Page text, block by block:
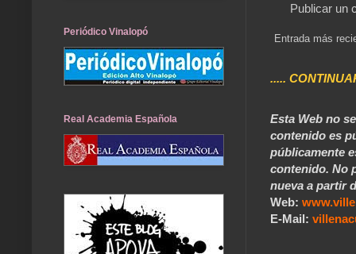
Publicar un
Entrada más
.....
Esta Web no
contenido es
públicamente
contenido. No
nueva a partir
Web:
E-Mail:
Periódico Vinalopó
Real Academia Española